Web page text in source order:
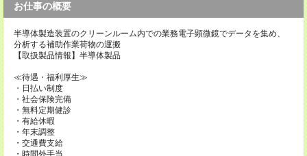
お仕事の概要
半導体製造装置のクリーンルーム内での業務電子顕微鏡でデータを集め、
分析する補助作業荷物の運搬
【取扱製品情報】半導体製品
≪待遇・福利厚生≫
・日払い制度
・社会保険完備
・無料定期健診
・有給休暇
・年末調整
・交通費支給
・時間外手当